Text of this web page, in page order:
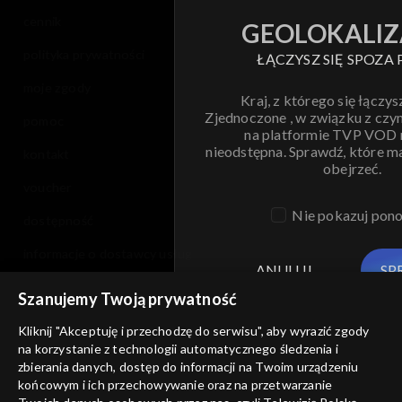
ŁĄCZYSZ SIĘ SPOZA
Kraj, z którego się
Zjednoczone , w związku z
na platformie TVP VOD
nieodstępna. Sprawdź, które
obejrzeć.
Nie pokazuj
ANULUJ
Szanujemy Twoją prywatność
Kliknij "Akceptuję i przechodzę do serwisu", aby wyrazić zgody
na korzystanie z technologii automatycznego śledzenia i
zbierania danych, dostęp do informacji na Twoim urządzeniu
końcowym i ich przechowywanie oraz na przetwarzanie